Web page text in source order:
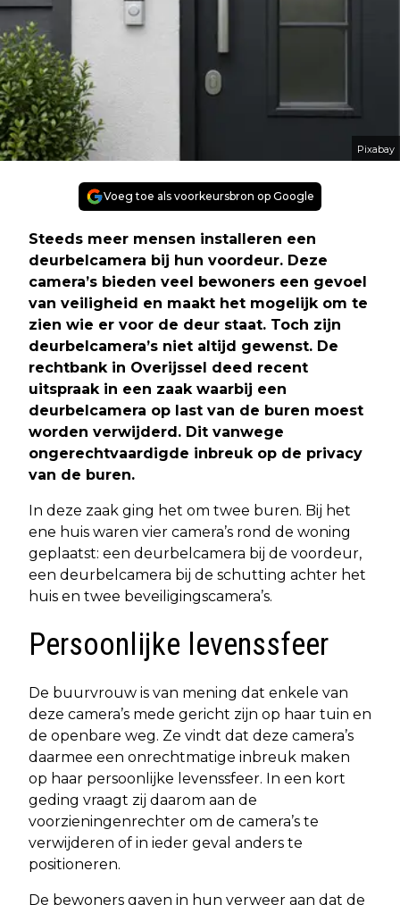
Pixabay
Voeg toe als voorkeursbron op Google
Steeds meer mensen installeren een
deurbelcamera bij hun voordeur. Deze
camera’s bieden veel bewoners een gevoel
van veiligheid en maakt het mogelijk om te
zien wie er voor de deur staat. Toch zijn
deurbelcamera’s niet altijd gewenst. De
rechtbank in Overijssel deed recent
uitspraak in een zaak waarbij een
deurbelcamera op last van de buren moest
worden verwijderd. Dit vanwege
ongerechtvaardigde inbreuk op de privacy
van de buren.
In deze zaak ging het om twee buren. Bij het
ene huis waren vier camera’s rond de woning
geplaatst: een deurbelcamera bij de voordeur,
een deurbelcamera bij de schutting achter het
huis en twee beveiligingscamera’s.
Persoonlijke levenssfeer
De buurvrouw is van mening dat enkele van
deze camera’s mede gericht zijn op haar tuin en
de openbare weg. Ze vindt dat deze camera’s
daarmee een onrechtmatige inbreuk maken
op haar persoonlijke levenssfeer. In een kort
geding vraagt zij daarom aan de
voorzieningenrechter om de camera’s te
verwijderen of in ieder geval anders te
positioneren.
De bewoners gaven in hun verweer aan dat de